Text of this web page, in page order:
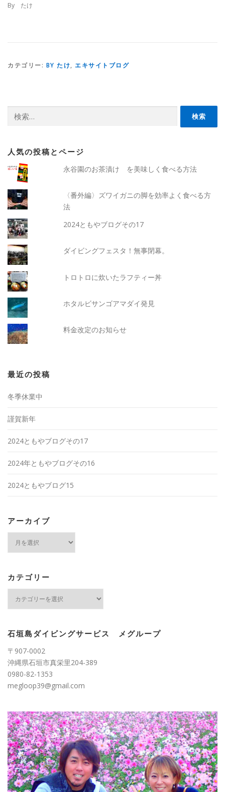
By たけ
カテゴリー: BY たけ, エキサイトブログ
索:
人気の投稿とページ
永谷園のお茶漬け を美味しく食べる方法
〈番外編〉ズワイガニの脚を効率よく食べる方
法
2024ともやブログその17
ダイビングフェスタ！無事閉幕。
トロトロに炊いたラフティー丼
ホタルビサンゴアマダイ発見
料金改定のお知らせ
最近の投稿
冬季休業中
謹賀新年
2024ともやブログその17
2024年ともやブログその16
2024ともやブログ15
アーカイブ
ブ
カテゴリー
ー
石垣島ダイビングサービス メグループ
〒907-0002
沖縄県石垣市真栄里204-389
0980-82-1353
megloop39@gmail.com